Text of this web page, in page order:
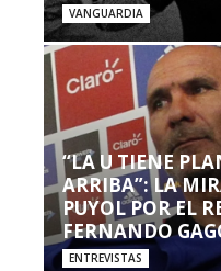
VANGUARDIA
“LA U TIENE
ARRIBA”: LA
PUYOL POR EL
FERNANDO
ENTREVISTAS